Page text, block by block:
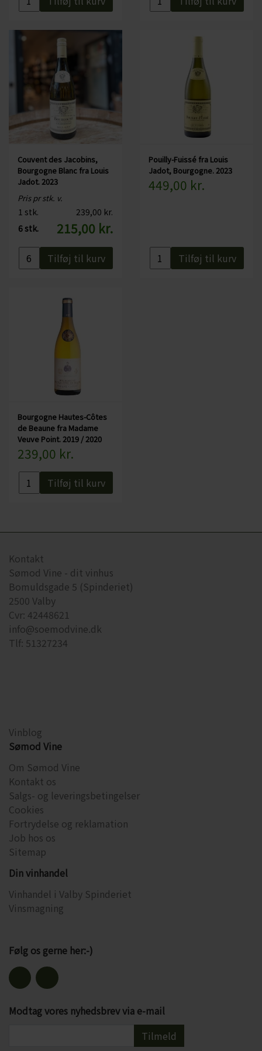
under fermenteringen
Couvent des Jacobins,
Bourgogne Blanc fra Louis
Jadot. 2023
Pris pr stk. v.
1 stk.
239,00 kr.
6 stk.
215,00 kr.
Tilføj til kurv
Pouilly-Fuissé fra Louis
Jadot, Bourgogne. 2023
449,00 kr.
Tilføj til kurv
Bourgogne Hautes-Côtes
de Beaune fra Madame
Veuve Point. 2019 / 2020
239,00 kr.
Tilføj til kurv
Kontakt
Sømod Vine - dit vinhus
Bomuldsgade 5 (Spinderiet)
2500 Valby
Cvr: 42448621
info@soemodvine.dk
Tlf: 51327234
Vinblog
Sømod Vine
Om Sømod Vine
Kontakt os
Salgs- og leveringsbetingelser
Cookies
Fortrydelse og reklamation
Job hos os
Sitemap
Din vinhandel
Vinhandel i Valby Spinderiet
Vinsmagning
Følg os gerne her:-)
Modtag vores nyhedsbrev via e-mail
Tilmeld